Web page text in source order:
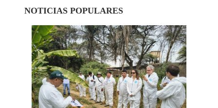
NOTICIAS POPULARES